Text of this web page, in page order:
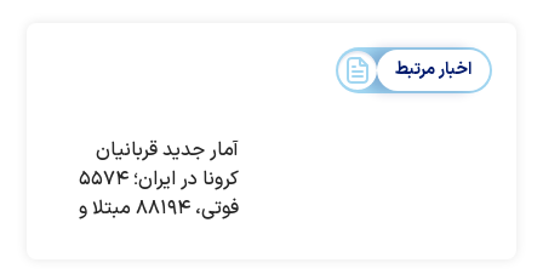
اخبار مرتبط
آمار جدید قربانیان
کرونا در ایران؛ ۵۵۷۴
فوتی، ۸۸۱۹۴ مبتلا و